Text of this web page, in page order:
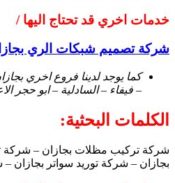
خدمات اخري قد تحتاج اليها /
شركة تصميم شبكات الري
كما يوجد لدينا فروع اخري
– فيفاء – السادلية – ابو حجر
الكلمات البحثية:
شركة تركيب مظلات بجازان – شركة
بجازان – شركة توريد سواتر